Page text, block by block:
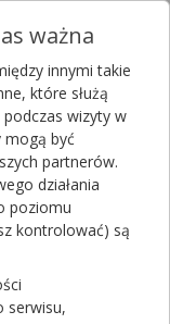
kłucie
pomocy
2025-06-03 14:20
aptecznej
Bartłomiej
ważna
innymi takie
które służą
wizyty w
mogą być
partnerów.
działania
poziomu
kontrolować) są
serwisu,